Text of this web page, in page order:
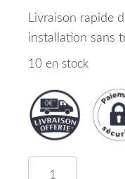
Livraison rapide
installation sans
10 en stock